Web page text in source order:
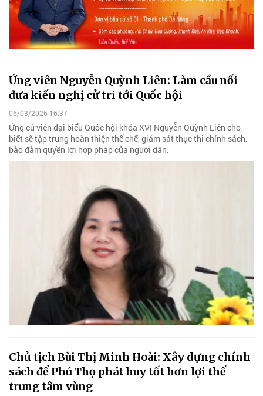
Ứng viên Nguyễn Quỳnh Liên: Làm cầu nối
đưa kiến nghị cử tri tới Quốc hội
06/03/2026 16:37
Ứng cử viên đại biểu Quốc hội khóa XVI Nguyễn Quỳnh Liên cho
biết sẽ tập trung hoàn thiện thể chế, giám sát thực thi chính sách,
bảo đảm quyền lợi hợp pháp của người dân.
Chủ tịch Bùi Thị Minh Hoài: Xây dựng chính
sách để Phú Thọ phát huy tốt hơn lợi thế
trung tâm vùng